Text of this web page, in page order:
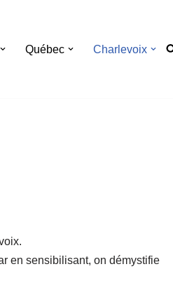
Québec Charlevoix
en sensibilisant, on démystifie